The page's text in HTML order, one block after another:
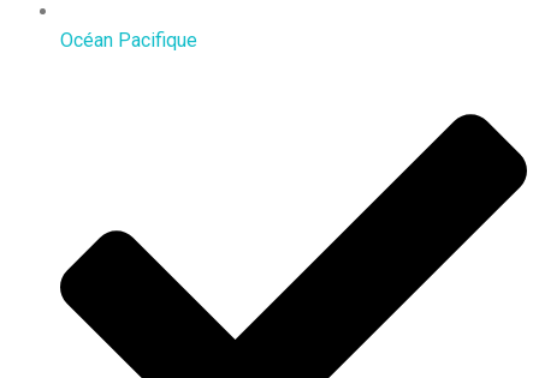
Océan Pacifique